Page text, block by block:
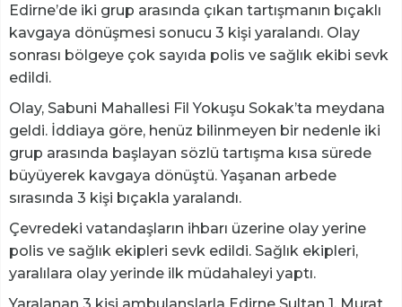
Edirne’de iki grup arasında çıkan tartışmanın bıçaklı
kavgaya dönüşmesi sonucu 3 kişi yaralandı. Olay
sonrası bölgeye çok sayıda polis ve sağlık ekibi sevk
edildi.
Olay, Sabuni Mahallesi Fil Yokuşu Sokak’ta meydana
geldi. İddiaya göre, henüz bilinmeyen bir nedenle iki
grup arasında başlayan sözlü tartışma kısa sürede
büyüyerek kavgaya dönüştü. Yaşanan arbede
sırasında 3 kişi bıçakla yaralandı.
Çevredeki vatandaşların ihbarı üzerine olay yerine
polis ve sağlık ekipleri sevk edildi. Sağlık ekipleri,
yaralılara olay yerinde ilk müdahaleyi yaptı.